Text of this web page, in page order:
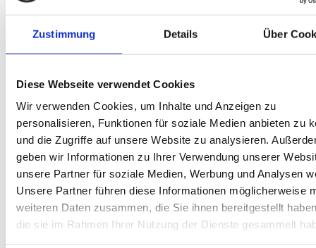
Zustimmung Details Über
Diese Webseite verwendet Cookies
Wir verwenden Cookies, um Inhalte und Anzeigen zu
personalisieren, Funktionen für soziale Medien anbieten zu
und die Zugriffe auf unsere Website zu analysieren.
geben wir Informationen zu Ihrer Verwendung unserer
unsere Partner für soziale Medien, Werbung und Analysen
Unsere Partner führen diese Informationen möglicherweise
weiteren Daten zusammen, die Sie ihnen bereitgestellt
die sie im Rahmen Ihrer Nutzung der Dienste gesammelt
Mehr Informationen
August
Präventionsschulung in Düsseldorf Modul
A für Annahme- und
Wettvermittlungsstellen in Düsseldorf